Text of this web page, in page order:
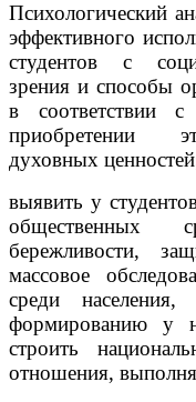
Психологический
эффективного
студентов с
зрения и способы
в соответствии
приобретении
духовных
выявить у
общественных
бережливости,
массовое
среди населения,
формированию у
строить
отношения,